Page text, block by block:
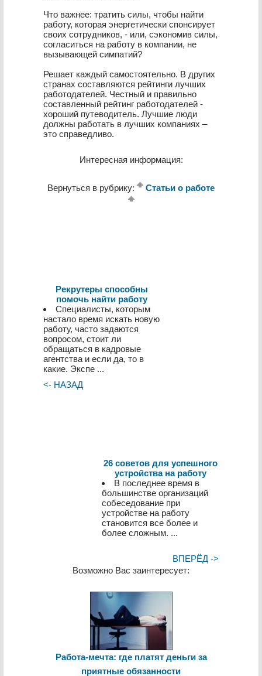
Что важнее: тратить силы, чтобы найти
работу, которая энергетически спонсирует
своих сотрудников, - или, сэкономив силы,
согласиться на работу в компании, не
вызывающей симпатий?
Решает каждый самостоятельно. В других
странах составляются рейтинги лучших
работодателей. Честный и правильно
составленный рейтинг работодателей -
хороший путеводитель. Лучшие люди
должны работать в лучших компаниях –
это справедливо.
Интересная информация:
Вернуться в рубрику: Статьи о работе
Рекрутеры способны
помочь найти работу
Специалисты, которым
настало время искать новую
работу, часто задаются
вопросом, стоит ли
обращаться в кадровые
агентства и если да, то в
какие. Экспе ...
<- НАЗАД
26 советов для успешного
устройства на работу
В последнее время в
большинстве организаций
собеседование при
устройстве на работу
становится все более и
более сложным. ...
ВПЕРЁД ->
Возможно Вас заинтересует:
Работа-мечта: где платят деньги за
приятные обязанности